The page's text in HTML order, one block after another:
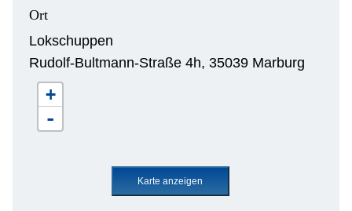
Ort
Lokschuppen
Rudolf-Bultmann-Straße 4h, 35039 Marburg
+
-